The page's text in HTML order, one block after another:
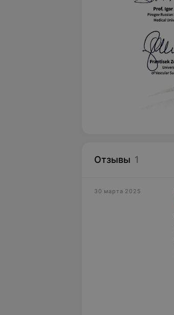
Отзывы 1
30 марта 2025